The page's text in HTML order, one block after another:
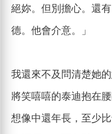
絕妳。但別擔心。還
德。他會介意。」
我還來不及問清楚她
將笑嘻嘻的泰迪抱在
想像中還年長，至少